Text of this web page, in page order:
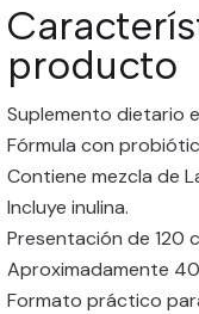
producto
Suplemento dietario
Fórmula con
Contiene mezcla de
Incluye inulina.
Presentación de 120
Aproximadamente
Formato práctico